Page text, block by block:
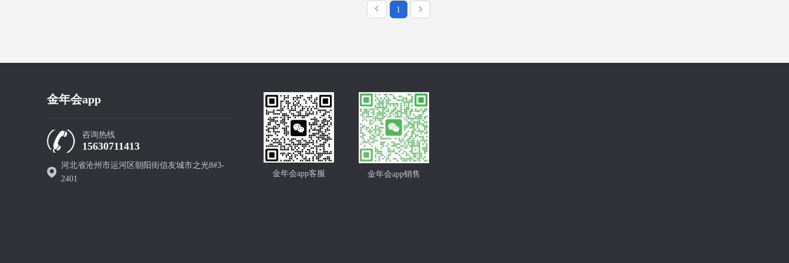
1
金年会app
咨询热线
15630711413
河北省沧州市运河区朝阳街信友城市之光8#3-
2401
金年会app客服 金年会app销售